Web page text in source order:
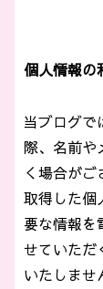
個人情報の
当ブログで
際、名前や
く場合がご
取得した個
要な情報を
せていただ
いたしませ